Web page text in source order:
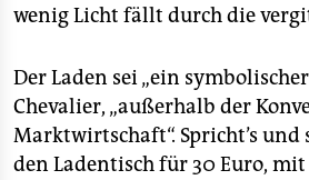
genossenschaft
wenig Licht fällt durch die
Der Laden sei „ein
Chevalier, „außerhalb der
Marktwirtschaft“. Spricht’s
den Ladentisch für 30 Euro, mit